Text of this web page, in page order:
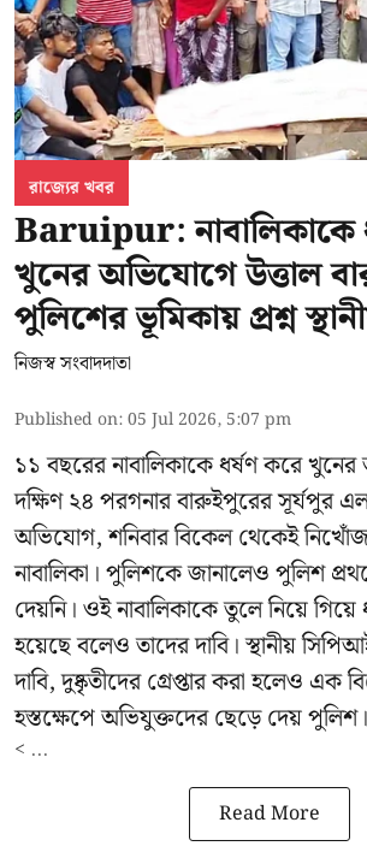
রাজ্যের খবর
Baruipur: নাবালিকাকে
খুনের অভিযোগে উত্তাল
পুলিশের ভূমিকায় প্রশ্ন
নিজস্ব সংবাদদাতা
Published on:05 Jul 2026, 5:07 pm
১১ বছরের নাবালিকাকে ধর্ষণ করে
দক্ষিণ ২৪ পরগনার বারুইপুরের সূর্যপুর
অভিযোগ, শনিবার বিকেল থেকেই
নাবালিকা। পুলিশকে জানালেও পুলিশ
দেয়নি। ওই নাবালিকাকে তুলে নিয়ে
হয়েছে বলেও তাদের দাবি। স্থানীয়
দাবি, দুষ্কৃতীদের গ্রেপ্তার করা হলেও এক
হস্তক্ষেপে অভিযুক্তদের ছেড়ে দেয় পুলিশ।
< ...
Read More